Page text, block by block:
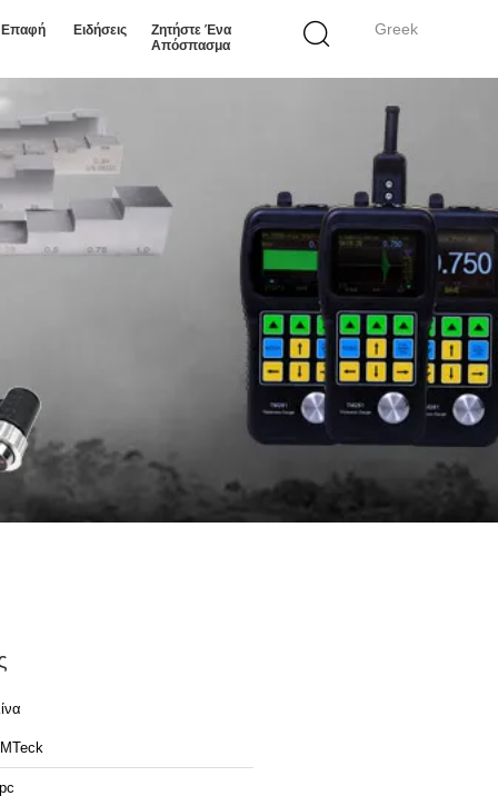
Greek
Επαφή Ειδήσεις
Ζητήστε Ένα
Απόσπασμα